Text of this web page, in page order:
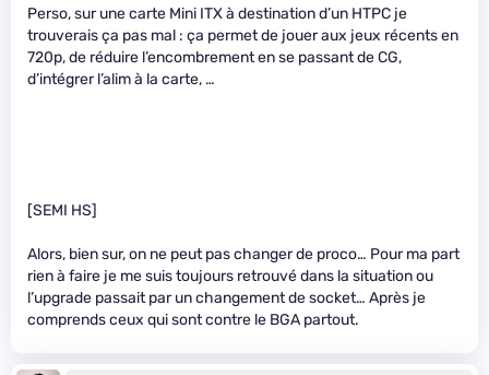
Perso, sur une carte Mini ITX à destination d’un HTPC je
trouverais ça pas mal : ça permet de jouer aux jeux récents en
720p, de réduire l’encombrement en se passant de CG,
d’intégrer l’alim à la carte, …
[SEMI HS]
Alors, bien sur, on ne peut pas changer de proco… Pour ma part
rien à faire je me suis toujours retrouvé dans la situation ou
l’upgrade passait par un changement de socket… Après je
comprends ceux qui sont contre le BGA partout.